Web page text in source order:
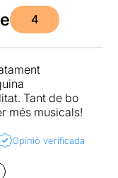
4
Tant de bo
més musicals!
Opinió verificada